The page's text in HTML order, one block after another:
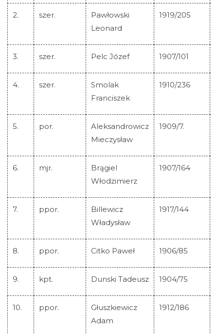
Strona główna
2. szer.
Pawłowski
Leonard
1919/205
3. szer. Pelc Józef 1907/101
4. szer.
Smolak
Franciszek
1910/236
5. por.
Aleksandrowicz
Mieczysław
1909/7.
6. mjr.
Brągiel
Włodzimierz
1907/164
7. ppor.
Billewicz
Władysław
1917/144
8. ppor. Citko Paweł 1906/85
9. kpt. Dunski Tadeusz 1904/75
10. ppor.
Głuszkiewicz
Adam
1912/186